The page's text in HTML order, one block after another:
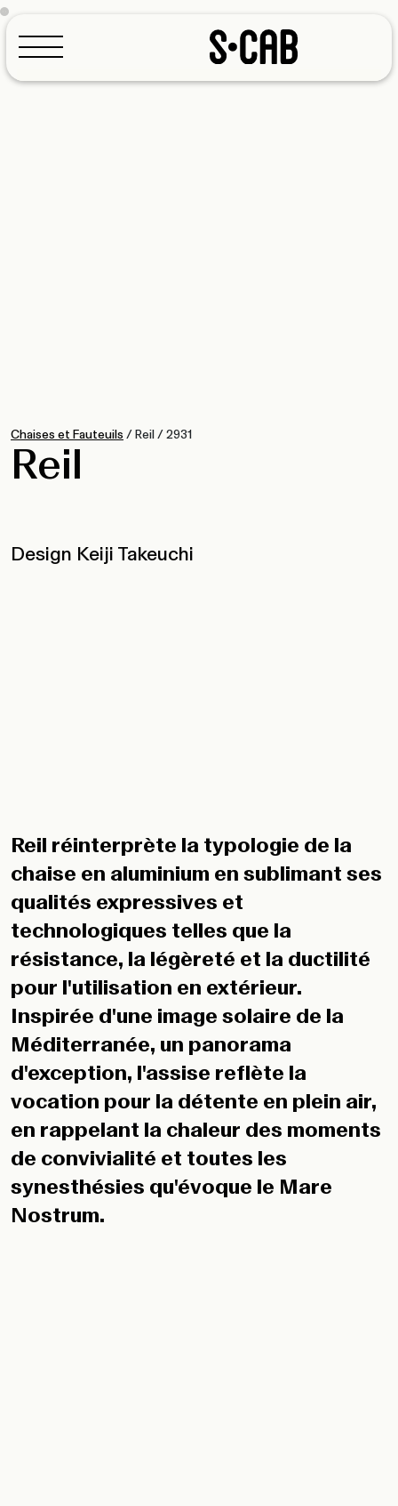
Chaises et Fauteuils /Reil/2931
Reil
Design Keiji Takeuchi
Reil réinterprète la typologie de la
chaise en aluminium en sublimant ses
qualités expressives et
technologiques telles que la
résistance, la légèreté et la ductilité
pour l'utilisation en extérieur.
Inspirée d'une image solaire de la
Méditerranée, un panorama
d'exception, l'assise reflète la
vocation pour la détente en plein air,
en rappelant la chaleur des moments
de convivialité et toutes les
synesthésies qu'évoque le Mare
Nostrum.